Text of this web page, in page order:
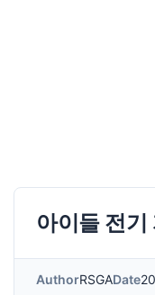
아이들 전
AuthorRSGADate